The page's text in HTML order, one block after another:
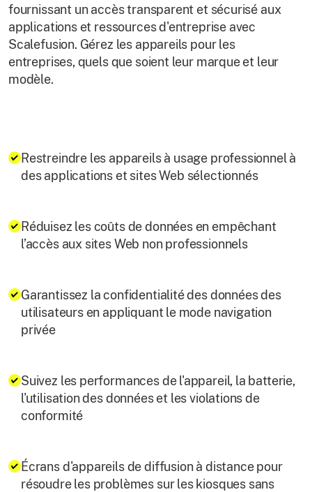
fournissant un accès transparent et sécurisé aux
applications et ressources d'entreprise avec
Scalefusion. Gérez les appareils pour les
entreprises, quels que soient leur marque et leur
modèle.
Restreindre les appareils à usage professionnel à
des applications et sites Web sélectionnés
Réduisez les coûts de données en empêchant
l’accès aux sites Web non professionnels
Garantissez la confidentialité des données des
utilisateurs en appliquant le mode navigation
privée
Suivez les performances de l'appareil, la batterie,
l'utilisation des données et les violations de
conformité
Écrans d'appareils de diffusion à distance pour
résoudre les problèmes sur les kiosques sans